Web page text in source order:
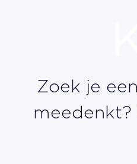
Zoek je
meedenkt?